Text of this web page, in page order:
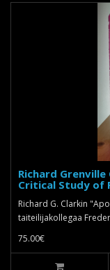
Richard Grenville
Critical Study of
Richard G. Clarkin
taiteilijakollegaa
75.00€